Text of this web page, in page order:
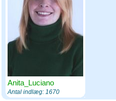
Anita_Luciano
Antal indlæg: 1670